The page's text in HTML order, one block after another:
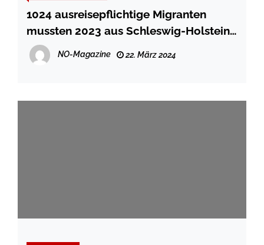
1024 ausreisepflichtige Migranten
mussten 2023 aus Schleswig-Holstein
ausreisen
NO-Magazine 22. März 2024